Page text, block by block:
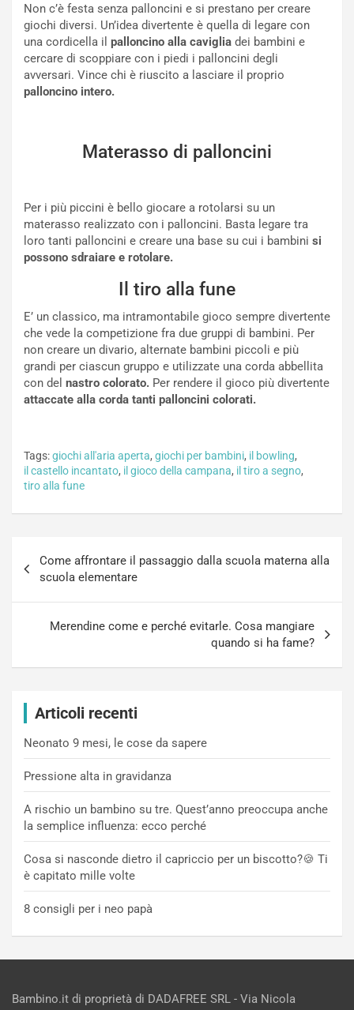
Non c’è festa senza palloncini e si prestano per creare
giochi diversi. Un’idea divertente è quella di legare con
una cordicella il palloncino alla caviglia dei bambini e
cercare di scoppiare con i piedi i palloncini degli
avversari. Vince chi è riuscito a lasciare il proprio
palloncino intero.
Materasso di palloncini
Per i più piccini è bello giocare a rotolarsi su un
materasso realizzato con i palloncini. Basta legare tra
loro tanti palloncini e creare una base su cui i bambini si
possono sdraiare e rotolare.
Il tiro alla fune
E’ un classico, ma intramontabile gioco sempre divertente
che vede la competizione fra due gruppi di bambini. Per
non creare un divario, alternate bambini piccoli e più
grandi per ciascun gruppo e utilizzate una corda abbellita
con del nastro colorato. Per rendere il gioco più divertente
attaccate alla corda tanti palloncini colorati.
Tags:giochi all'aria aperta, giochi per bambini, il bowling,
il castello incantato, il gioco della campana, il tiro a segno,
tiro alla fune
articoli
Come affrontare il passaggio dalla scuola materna alla
scuola elementare
Merendine come e perché evitarle. Cosa mangiare
quando si ha fame?
Articoli recenti
Neonato 9 mesi, le cose da sapere
Pressione alta in gravidanza
A rischio un bambino su tre. Quest’anno preoccupa anche
la semplice influenza: ecco perché
Cosa si nasconde dietro il capriccio per un biscotto?🍪 Ti
è capitato mille volte
8 consigli per i neo papà
Bambino.it di proprietà di DADAFREE SRL - Via Nicola